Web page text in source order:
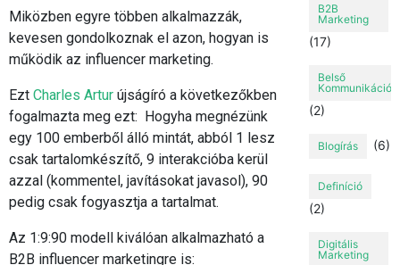
Miközben egyre többen alkalmazzák,
kevesen gondolkoznak el azon, hogyan is
működik az influencer marketing.
Ezt Charles Artur újságíró a következőkben
fogalmazta meg ezt: Hogyha megnézünk
egy 100 emberből álló mintát, abból 1 lesz
csak tartalomkészítő, 9 interakcióba kerül
azzal (kommentel, javításokat javasol), 90
pedig csak fogyasztja a tartalmat.
Az 1:9:90 modell kiválóan alkalmazható a
B2B influencer marketingre is:
B2B
Marketing
(17)
Belső
Kommunikáció
(2)
Blogírás (6)
Definíció
(2)
Digitális
Marketing